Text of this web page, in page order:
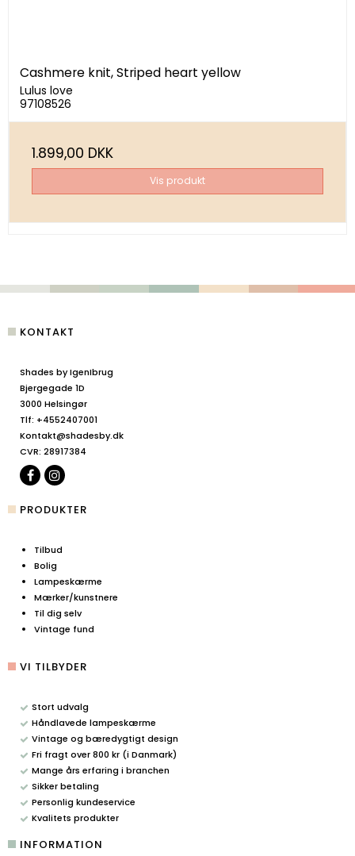
Cashmere knit, Striped heart yellow
Lulus love
97108526
1.899,00 DKK
Vis produkt
KONTAKT
Shades by IgenIbrug
Bjergegade 1D
3000 Helsingør
Tlf: +4552407001
Kontakt@shadesby.dk
CVR: 28917384
PRODUKTER
Tilbud
Bolig
Lampeskærme
Mærker/kunstnere
Til dig selv
Vintage fund
VI TILBYDER
Stort udvalg
Håndlavede lampeskærme
Vintage og bæredygtigt design
Fri fragt over 800 kr (i Danmark)
Mange års erfaring i branchen
Sikker betaling
Personlig kundeservice
Kvalitets produkter
INFORMATION